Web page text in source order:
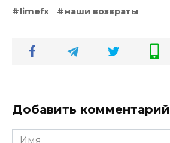
limefx наши возвраты
Добавить комментарий
Имя